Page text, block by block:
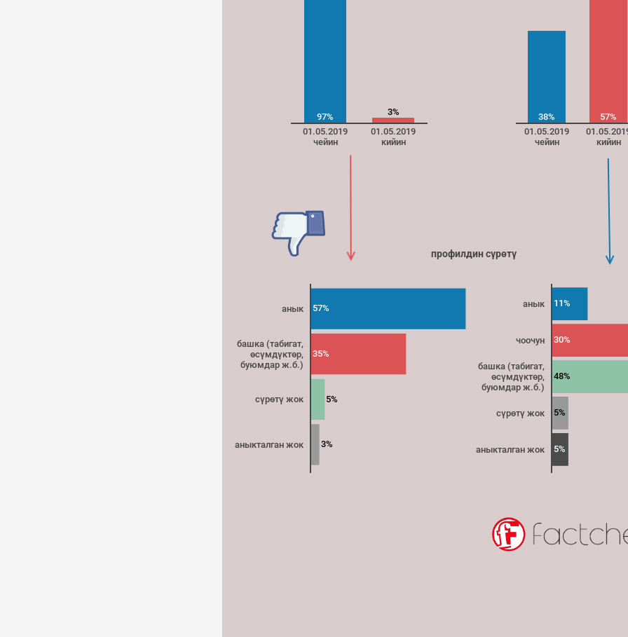
01.05.2019
чейин
01.05.2019
кийин
97%
3%
01.05.2019
чейин
кийин
38% 57%
профилдин сүрөтү
анык
башка (табигат,
өсүмдүктөр,
буюмдар ж.б.)
сүрөтү жок
аныкталган жок
57%
35%
5%
3%
анык
чоочун
башка (табигат,
өсүмдүктөр,
буюмдар ж.б.)
сүрөтү жок
аныкталган жок
11%
30%
48%
5%
5%